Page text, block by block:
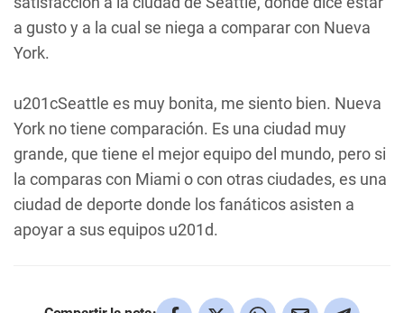
a gusto y a la cual se niega a comparar con Nueva
York.
u201cSeattle es muy bonita, me siento bien. Nueva
York no tiene comparación. Es una ciudad muy
grande, que tiene el mejor equipo del mundo, pero si
la comparas con Miami o con otras ciudades, es una
ciudad de deporte donde los fanáticos asisten a
apoyar a sus equipos u201d.